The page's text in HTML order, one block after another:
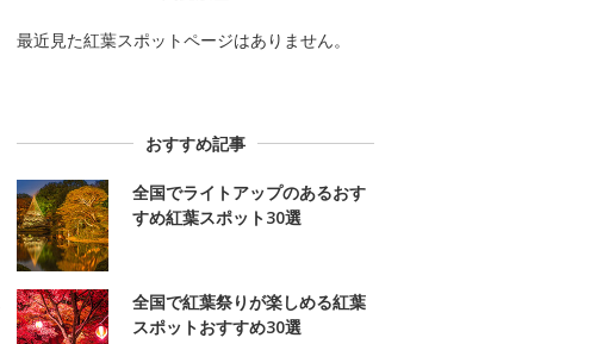
最近見た紅葉スポットページはありません。
おすすめ記事
全国でライトアップのあるおす
すめ紅葉スポット30選
全国で紅葉祭りが楽しめる紅葉
スポットおすすめ30選